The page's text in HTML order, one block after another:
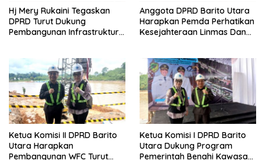
Hj Mery Rukaini Tegaskan
DPRD Turut Dukung
Pembangunan Infrastruktur
Anggota DPRD Barito Utara
Harapkan Pemda Perhatikan
Kesejahteraan Linmas Dan
Ketua Komisi II DPRD Barito
Utara Harapkan
Pembangunan WFC Turut
Ketua Komisi I DPRD Barito
Utara Dukung Program
Pemerintah Benahi Kawasan